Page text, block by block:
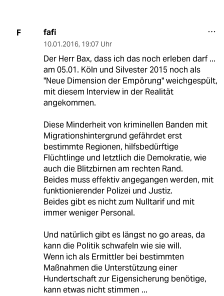
F fafi
10.01.2016, 19:07 Uhr
Der Herr Bax, dass ich das noch erleben darf ...
am 05.01. Köln und Silvester 2015 noch als
"Neue Dimension der Empörung" weichgespült,
mit diesem Interview in der Realität
angekommen.
Diese Minderheit von kriminellen Banden mit
Migrationshintergrund gefährdet erst
bestimmte Regionen, hilfsbedürftige
Flüchtlinge und letztlich die Demokratie, wie
auch die Blitzbirnen am rechten Rand.
Beides muss effektiv angegangen werden, mit
funktionierender Polizei und Justiz.
Beides gibt es nicht zum Nulltarif und mit
immer weniger Personal.
Und natürlich gibt es längst no go areas, da
kann die Politik schwafeln wie sie will.
Wenn ich als Ermittler bei bestimmten
Maßnahmen die Unterstützung einer
Hundertschaft zur Eigensicherung benötige,
kann etwas nicht stimmen ...